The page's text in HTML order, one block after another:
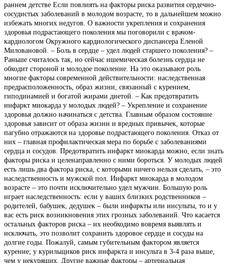
раннем детстве Если повлиять на факторы риска развития сердечно-
сосудистых заболеваний в молодом возрасте, то в дальнейшем можно
избежать многих недугов. О важности укрепления и сохранения
здоровья подрастающего поколения мы поговорили с врачом-
кардиологом Окружного кардиологического диспансера Еленой
Миловановой. – Боль в сердце – удел людей старшего поколения? –
Раньше считалось так, но сейчас ишемическая болезнь сердца не
обходит стороной и молодое поколение. На это оказывают роль
многие факторы современной действительности: наследственная
предрасположенность, образ жизни, связанный с курением,
гиподинамией и богатой жирами диетой. – Как предотвратить
инфаркт миокарда у молодых людей? – Укрепление и сохранение
здоровья должно начинаться с детства. Главным образом состояние
здоровья зависит от образа жизни и вредных привычек, которые
пагубно отражаются на здоровье подрастающего поколения. Отказ от
них – главная профилактическая мера по борьбе с заболеваниями
сердца и сосудов. Предотвратить инфаркт миокарда можно, если знать
факторы риска и целенаправленно с ними бороться. У молодых людей
есть лишь два фактора риска, с которыми ничего нельзя сделать, – это
наследственность и мужской пол. Инфаркт миокарда в молодом
возрасте – это почти исключительно удел мужчин. Большую роль
играет наследственность: если у ваших близких родственников –
родителей, бабушек, дедушек – были инфаркты или инсульты, то и у
вас есть риск возникновения этих грозных заболеваний. Что касается
остальных факторов риска – их необходимо вовремя выявлять и
исключать, это позволит сохранить здоровое сердце и сосуды на
долгие годы. Пожалуй, самым губительным фактором является
курение; у курильщиков риск инфаркта и инсульта в 3-4 раза выше,
чем у некурящих. Другие важные факторы – артериальная